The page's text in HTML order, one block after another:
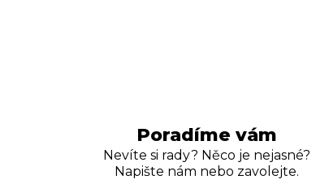
Poradíme vám
Nevíte si rady? Něco je nejasné?
Napište nám nebo zavolejte.